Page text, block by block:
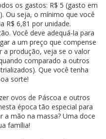
os gastos: R$ 5 (gasto em
Ou seja, o mínimo que você
R$ 6,81 por unidade.
Você deve adequá-la para
a um preço que compense
a produção, veja se o valor
comparado a outros
Que você tenha
sorte!
ovos de Páscoa e outros
época tão especial para
a mão na massa? Uma doce
família!